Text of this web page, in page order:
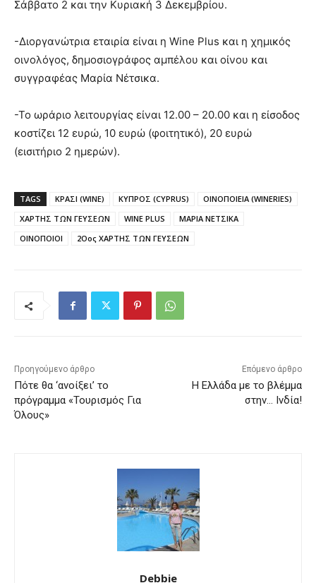
Σάββατο 2 και την Κυριακή 3 Δεκεμβρίου.
-Διοργανώτρια εταιρία είναι η Wine Plus και η χημικός
οινολόγος, δημοσιογράφος αμπέλου και οίνου και
συγγραφέας Μαρία Νέτσικα.
-Το ωράριο λειτουργίας είναι 12.00 – 20.00 και η είσοδος
κοστίζει 12 ευρώ, 10 ευρώ (φοιτητικό), 20 ευρώ
(εισιτήριο 2 ημερών).
TAGS ΚΡΑΣΙ (WINE) ΚΥΠΡΟΣ (CYPRUS)
ΟΙΝΟΠΟΙΕΙΑ (WINERIES)
ΧΑΡΤΗΣ ΤΩΝ ΓΕΥΣΕΩΝ
WINE PLUS
ΜΑΡΙΑ ΝΕΤΣΙΚΑ
ΟΙΝΟΠΟΙΟΙ
2Οος ΧΑΡΤΗΣ ΤΩΝ ΓΕΥΣΕΩΝ
Προηγούμενο άρθρο
Πότε θα ‘ανοίξει’ το
πρόγραμμα «Τουρισμός Για
Όλους»
Επόμενο άρθρο
Η Ελλάδα με το βλέμμα
στην… Ινδία!
Debbie